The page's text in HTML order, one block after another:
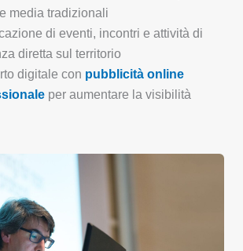
media tradizionali
di eventi, incontri e attività di
diretta sul territorio
digitale con pubblicità online
per aumentare la visibilità